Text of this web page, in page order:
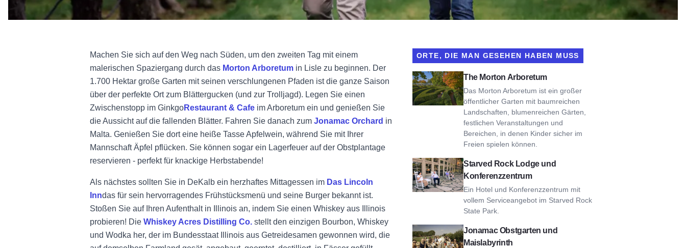
Machen Sie sich auf den Weg nach Süden, um den zweiten Tag mit einem
malerischen Spaziergang durch das Morton Arboretum in Lisle zu beginnen. Der
1.700 Hektar große Garten mit seinen verschlungenen Pfaden ist die ganze Saison
über der perfekte Ort zum Blättergucken (und zur Trolljagd). Legen Sie einen
Zwischenstopp im GinkgoRestaurant & Cafe im Arboretum ein und genießen Sie
die Aussicht auf die fallenden Blätter. Fahren Sie danach zum Jonamac Orchard in
Malta. Genießen Sie dort eine heiße Tasse Apfelwein, während Sie mit Ihrer
Mannschaft Äpfel pflücken. Sie können sogar ein Lagerfeuer auf der Obstplantage
reservieren - perfekt für knackige Herbstabende!
Als nächstes sollten Sie in DeKalb ein herzhaftes Mittagessen im Das Lincoln
Inndas für sein hervorragendes Frühstücksmenü und seine Burger bekannt ist.
Stoßen Sie auf Ihren Aufenthalt in Illinois an, indem Sie einen Whiskey aus Illinois
probieren! Die Whiskey Acres Distilling Co. stellt den einzigen Bourbon, Whiskey
und Wodka her, der im Bundesstaat Illinois aus Getreidesamen gewonnen wird, die
ORTE, DIE MAN GESEHEN HABEN MUSS
The Morton Arboretum
Das Morton Arboretum ist ein großer
öffentlicher Garten mit baumreichen
Landschaften, blumenreichen Gärten,
festlichen Veranstaltungen und
Bereichen, in denen Kinder sicher im
Freien spielen können.
Das Morton Arboretum ansehen
Starved Rock Lodge und
Konferenzzentrum
Ein Hotel und Konferenzzentrum mit
vollem Serviceangebot im Starved Rock
State Park.
Ansicht Starved Rock Lodge und Konferenzzentrum
Jonamac Obstgarten und
Maislabyrinth
Ansicht Jonamac Obstgarten und Maislabyrinth